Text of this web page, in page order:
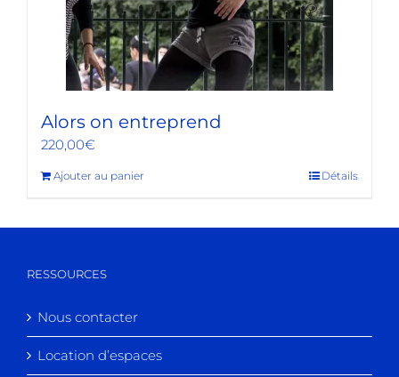
Alors on entreprend
220,00€
Ajouter au panier Détails
RESSOURCES
Nous contacter
Location d’espaces